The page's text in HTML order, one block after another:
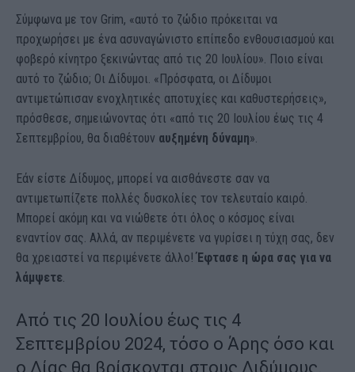
Σύμφωνα με τον Grim, «αυτό το ζώδιο πρόκειται να
προχωρήσει με ένα ασυναγώνιστο επίπεδο ενθουσιασμού και
φοβερό κίνητρο ξεκινώντας από τις 20 Ιουλίου». Ποιο είναι
αυτό το ζώδιο; Οι Δίδυμοι. «Πρόσφατα, οι Δίδυμοι
αντιμετώπισαν ενοχλητικές αποτυχίες και καθυστερήσεις»,
πρόσθεσε, σημειώνοντας ότι «από τις 20 Ιουλίου έως τις 4
Σεπτεμβρίου, θα διαθέτουν αυξημένη δύναμη».
Εάν είστε Δίδυμος, μπορεί να αισθάνεστε σαν να
αντιμετωπίζετε πολλές δυσκολίες τον τελευταίο καιρό.
Μπορεί ακόμη και να νιώθετε ότι όλος ο κόσμος είναι
εναντίον σας. Αλλά, αν περιμένετε να γυρίσει η τύχη σας, δεν
θα χρειαστεί να περιμένετε άλλο!Έφτασε η ώρα σας για να
λάμψετε
Από τις 20 Ιουλίου έως τις 4
Σεπτεμβρίου 2024, τόσο ο Άρης όσο και
ο Δίας θα βρίσκονται στους Διδύμους.